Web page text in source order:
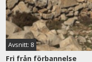
Avsnitt: 8
Fri från förbannelse